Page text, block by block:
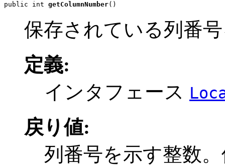
public int getColumnNumber()
保存されている列番
定義:
インタフェース
戻り値:
列番号を示す整数